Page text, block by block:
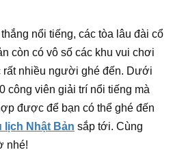
nổi tiếng, các tòa lâu đài cổ
còn có vô số các khu vui chơi
nhiều người ghé đến. Dưới
công viên giải trí nổi tiếng mà
được để bạn có thể ghé đến
lịch Nhật Bản sắp tới. Cùng
nhé!